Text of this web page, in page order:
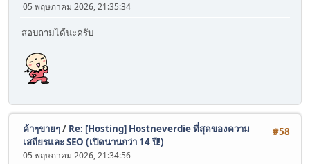
05 พฤษภาคม 2026, 21:35:34
สอบถามได้นะครับ
#58
ค้าๆขายๆ/ Re: [Hosting] Hostneverdie ที่สุดของความ
เสถียรและ SEO (เปิดนานกว่า 14 ปี!)
05 พฤษภาคม 2026, 21:34:56